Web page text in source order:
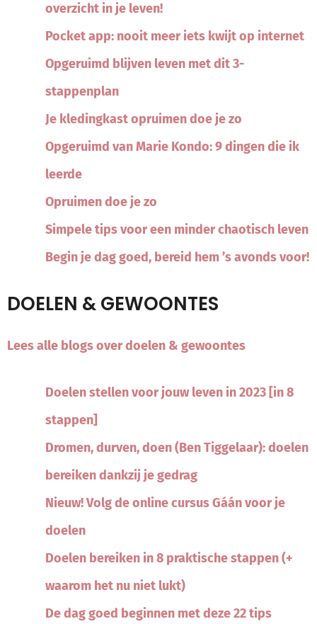
overzicht in je leven!
Pocket app: nooit meer iets kwijt op internet
Opgeruimd blijven leven met dit 3-
stappenplan
Je kledingkast opruimen doe je zo
Opgeruimd van Marie Kondo: 9 dingen die ik
leerde
Opruimen doe je zo
Simpele tips voor een minder chaotisch leven
Begin je dag goed, bereid hem ’s avonds voor!
DOELEN & GEWOONTES
Lees alle blogs over doelen & gewoontes
Doelen stellen voor jouw leven in 2023 [in 8
stappen]
Dromen, durven, doen (Ben Tiggelaar): doelen
bereiken dankzij je gedrag
Nieuw! Volg de online cursus Gáán voor je
doelen
Doelen bereiken in 8 praktische stappen (+
waarom het nu niet lukt)
De dag goed beginnen met deze 22 tips